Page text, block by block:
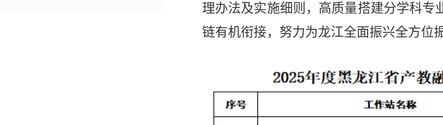
理办法及实施细则，高质量搭建分学科专
链有机衔接，努力为龙江全面振兴全方位